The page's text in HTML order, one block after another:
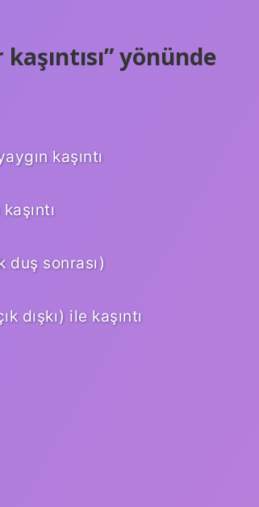
yönünde
kaşıntı
duş sonrası)
dışkı) ile kaşıntı